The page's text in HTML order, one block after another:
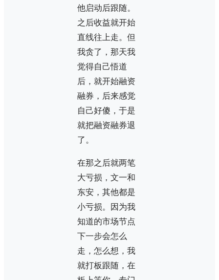
他启动后跟随。
之后收益就开始
直线往上走。但
我贪了，那天我
觉得自己悟道
后，就开始融资
融券，后来感觉
自己好傻，于是
就把融资融券退
了。
在那之后就两笔
大亏损，文一和
东安，其他都是
小亏损。因为我
知道的市场节点
下一步会怎么
走，怎么想，我
就打板跟随，在